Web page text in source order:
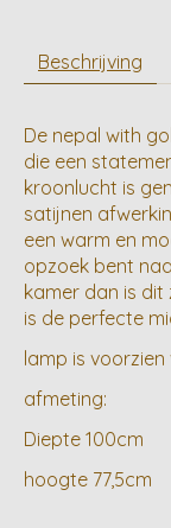
Beschrijving
De nepal with
die een
kroonlucht is
satijnen
een warm en
opzoek bent
kamer dan is dit
is de perfecte
lamp is voorzien
afmeting:
Diepte 100cm
hoogte 77,5cm